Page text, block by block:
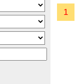
1